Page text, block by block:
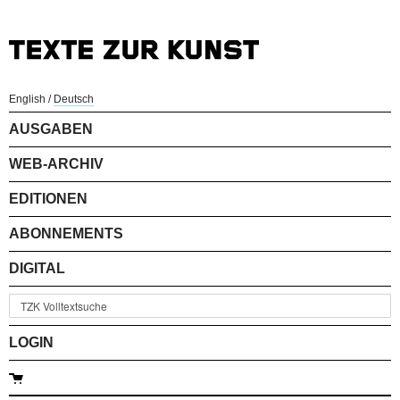
English / Deutsch
AUSGABEN
WEB-ARCHIV
EDITIONEN
ABONNEMENTS
DIGITAL
LOGIN